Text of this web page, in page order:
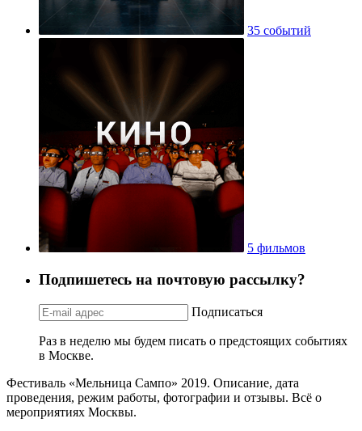
35 событий
5 фильмов
Подпишетесь на почтовую рассылку?
Подписаться
Раз в неделю мы будем писать о предстоящих событиях
в Москве.
Фестиваль «Мельница Сампо» 2019. Описание, дата
проведения, режим работы, фотографии и отзывы. Всё о
мероприятиях Москвы.